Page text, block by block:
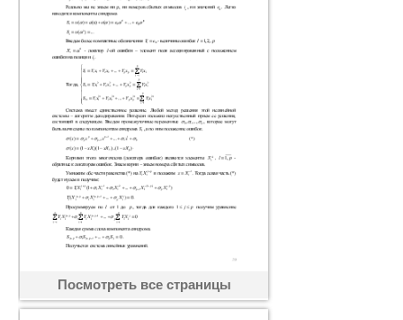
Посмотреть все страницы